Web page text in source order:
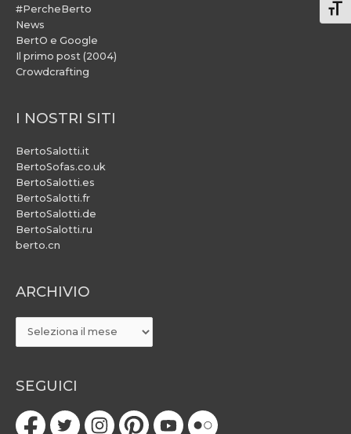
#PercheBerto
News
BertO e Google
Il primo post (2004)
Crowdcrafting
I NOSTRI SITI
BertoSalotti.it
BertoSofas.co.uk
BertoSalotti.es
BertoSalotti.fr
BertoSalotti.de
BertoSalotti.ru
berto.cn
ARCHIVIO
ARCHIVIO
SEGUICI